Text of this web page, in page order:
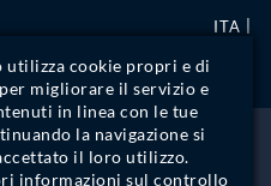
utilizza cookie propri e di
migliorare il servizio e
in linea con le tue
la navigazione si
il loro utilizzo.
informazioni sul controllo
ITA
LOGIN